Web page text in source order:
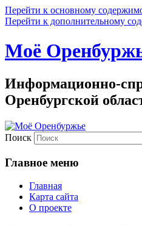
Перейти к основному
Перейти к дополнительному
Моё
Информационно-
Оренбургской
Поиск
Главное меню
Главная
Карта сайта
О проекте